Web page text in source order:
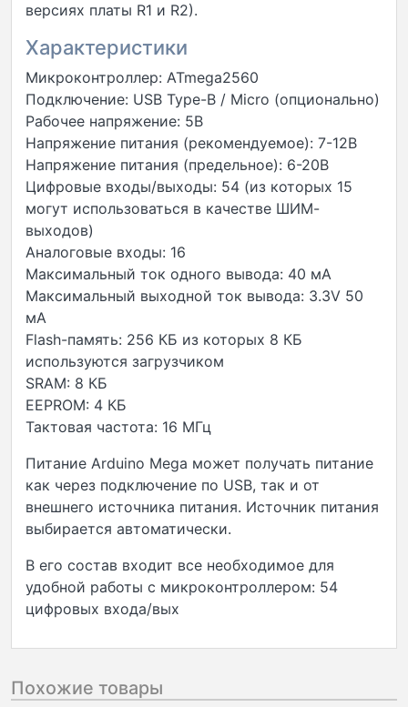
версиях платы R1 и R2).
Характеристики
Микроконтроллер: ATmega2560
Подключение: USB Type-B / Micro (опционально)
Рабочее напряжение: 5В
Напряжение питания (рекомендуемое): 7-12В
Напряжение питания (предельное): 6-20В
Цифровые входы/выходы: 54 (из которых 15
могут использоваться в качестве ШИМ-
выходов)
Аналоговые входы: 16
Максимальный ток одного вывода: 40 мА
Максимальный выходной ток вывода: 3.3V 50
мА
Flash-память: 256 КБ из которых 8 КБ
используются загрузчиком
SRAM: 8 КБ
EEPROM: 4 КБ
Тактовая частота: 16 МГц
Питание Arduino Mega может получать питание
как через подключение по USB, так и от
внешнего источника питания. Источник питания
выбирается автоматически.
В его состав входит все необходимое для
удобной работы с микроконтроллером: 54
цифровых входа/вых
Похожие товары